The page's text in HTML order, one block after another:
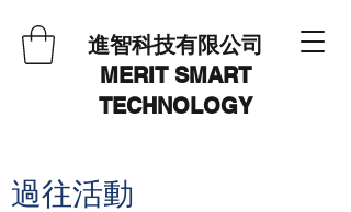
進智科技有限公司
MERIT SMART
TECHNOLOGY
過往活動